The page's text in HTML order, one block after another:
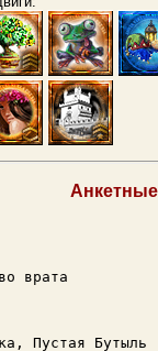
врата
Пустая Бутыль